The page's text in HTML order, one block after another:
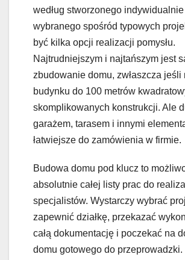
według stworzonego
wybranego spośród typowych
być kilka opcji realizacji pomysłu.
Najtrudniejszym i najtańszym jest
zbudowanie domu, zwłaszcza jeśli
budynku do 100 metrów
skomplikowanych konstrukcji. Ale
garażem, tarasem i innymi
łatwiejsze do zamówienia w firmie.
Budowa domu pod klucz to
absolutnie całej listy prac do
specjalistów. Wystarczy wybrać
zapewnić działkę, przekazać
całą dokumentację i poczekać na
domu gotowego do przeprowadzki.